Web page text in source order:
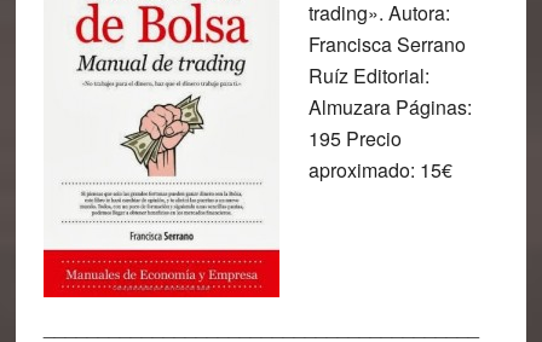
trading». Autora:
Francisca Serrano
Ruíz Editorial:
Almuzara Páginas:
195 Precio
aproximado: 15€